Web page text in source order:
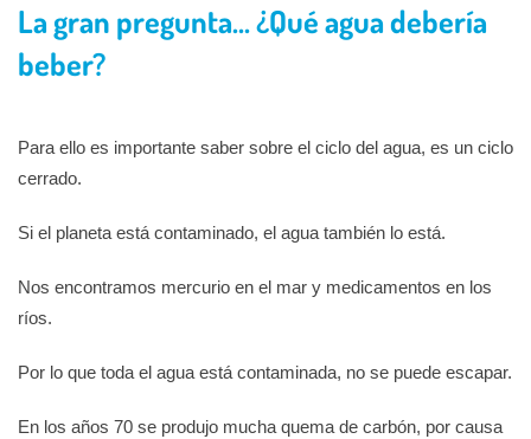
La gran pregunta… ¿Qué agua debería
beber?
Para ello es importante saber sobre el ciclo del agua, es un ciclo
cerrado.
Si el planeta está contaminado, el agua también lo está.
Nos encontramos mercurio en el mar y medicamentos en los
ríos.
Por lo que toda el agua está contaminada, no se puede escapar.
En los años 70 se produjo mucha quema de carbón, por causa